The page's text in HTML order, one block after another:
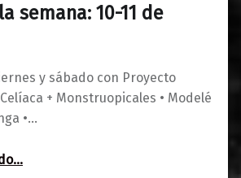
semana: 10-11 de
y sábado con Proyecto
+ Monstruopicales • Modelé
•…
“Agenda de la semana: 10-11 de enero”
…